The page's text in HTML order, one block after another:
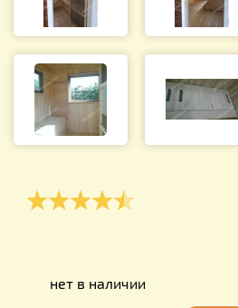
нет в наличии